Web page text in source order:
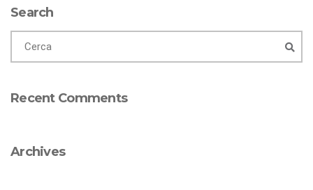
Search
Recent Comments
Archives